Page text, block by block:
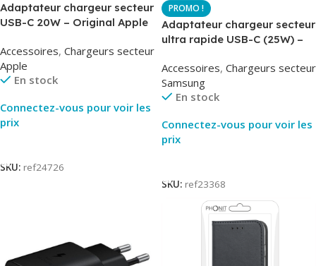
Adaptateur chargeur secteur
USB-C 20W – Original Apple
Original
Accessoires, Chargeurs secteur
Apple
En stock
Connectez-vous pour voir les
prix
SKU: ref24726
Adaptateur chargeur secteur
ultra rapide USB-C (25W) –
EP-TA800
Accessoires, Chargeurs secteur
Samsung
En stock
Connectez-vous pour voir les
prix
SKU: ref23368